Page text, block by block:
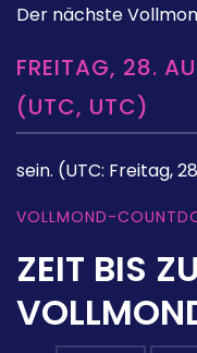
Der nächste
FREITAG, 28.
(UTC, UTC)
sein. (UTC: Freitag,
VOLLMOND-
ZEIT BIS